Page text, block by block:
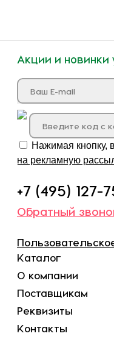
Каталог
О компании
Поставщикам
Реквизиты
Контакты
Акции и новинки
Нажимая кнопку,
на рекламную
+7 (495) 127-
Обратный